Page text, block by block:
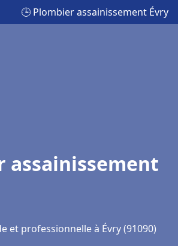
🕒 Plombier assainissement Évry
assainissement
et professionnelle à Évry (91090)